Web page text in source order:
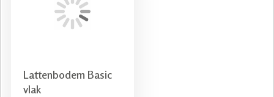
Lattenbodem Basic
vlak